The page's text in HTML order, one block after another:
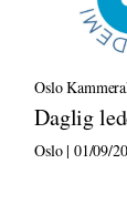
Oslo
Daglig
Oslo | 01/09/